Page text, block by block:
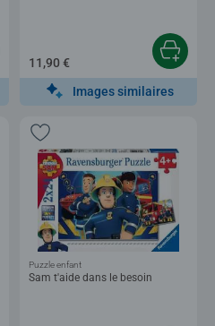
11,90 €
Images similaires
Sam t'aide dans le besoin
Puzzle enfant